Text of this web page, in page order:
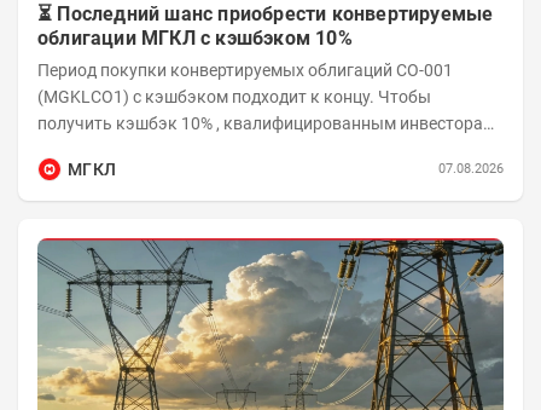
⏳ Последний шанс приобрести конвертируемые
облигации МГКЛ с кэшбэком 10%
Период покупки конвертируемых облигаций СО-001
(MGKLCO1) с кэшбэком подходит к концу. Чтобы
получить кэшбэк 10% , квалифицированным инвесторам
МГКЛ
07.08.2026